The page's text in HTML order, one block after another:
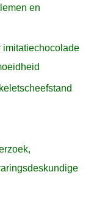
en
imitatiechocolade